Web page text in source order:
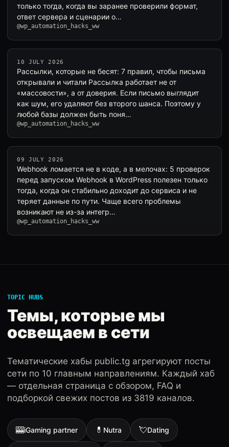
только тогда, когда вы заранее проверили формат,
ответ сервера и сценарии о…
@wp_automation_hacks_ww
10 JULY 2026
Рассылки, которые не бесят: 7 правил, чтобы письма
открывали и читали Рассылка работает не от
«массовости», а от доверия. Если письмо выглядит
как шум, его удаляют без второго шанса. Поэтому у
любой базы должен быть поня…
@wp_automation_hacks_ww
09 JULY 2026
Webhook ломается не в коде, а в мелочах: 5 проверок
перед запуском Webhook в WordPress полезен только
тогда, когда он стабильно доходит до сервиса и не
теряет данные по пути. Чаще всего проблемы
возникают не из-за интегр…
@wp_automation_hacks_ww
TOPIC HUBS
Темы, которые мы
освещаем в сети
Тематические хабы public.tg агрегируют посты
сети по 10 главным направлениям. Каждый хаб
— отдельная страница с обзором, FAQ и
подборкой свежих постов из 3819 каналов.
🎰iGaming partner 💊 Nutra 💘Dating